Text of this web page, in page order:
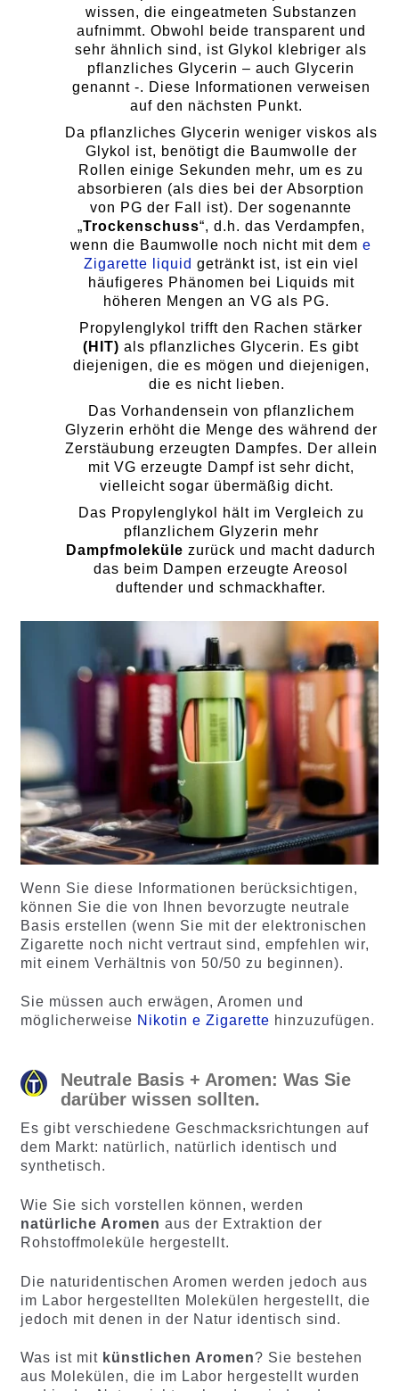
wissen, die eingeatmeten Substanzen
aufnimmt. Obwohl beide transparent und
sehr ähnlich sind, ist Glykol klebriger als
pflanzliches Glycerin – auch Glycerin
genannt -. Diese Informationen verweisen
auf den nächsten Punkt.
Da pflanzliches Glycerin weniger viskos als
Glykol ist, benötigt die Baumwolle der
Rollen einige Sekunden mehr, um es zu
absorbieren (als dies bei der Absorption
von PG der Fall ist). Der sogenannte
„Trockenschuss“, d.h. das Verdampfen,
wenn die Baumwolle noch nicht mit dem e
Zigarette liquid getränkt ist, ist ein viel
häufigeres Phänomen bei Liquids mit
höheren Mengen an VG als PG.
Propylenglykol trifft den Rachen stärker
(HIT) als pflanzliches Glycerin. Es gibt
diejenigen, die es mögen und diejenigen,
die es nicht lieben.
Das Vorhandensein von pflanzlichem
Glyzerin erhöht die Menge des während der
Zerstäubung erzeugten Dampfes. Der allein
mit VG erzeugte Dampf ist sehr dicht,
vielleicht sogar übermäßig dicht.
Das Propylenglykol hält im Vergleich zu
pflanzlichem Glyzerin mehr
Dampfmoleküle zurück und macht dadurch
das beim Dampen erzeugte Areosol
duftender und schmackhafter.
Wenn Sie diese Informationen berücksichtigen,
können Sie die von Ihnen bevorzugte neutrale
Basis erstellen (wenn Sie mit der elektronischen
Zigarette noch nicht vertraut sind, empfehlen wir,
mit einem Verhältnis von 50/50 zu beginnen).
Sie müssen auch erwägen, Aromen und
möglicherweise Nikotin e Zigarette hinzuzufügen.
Neutrale Basis + Aromen: Was Sie
darüber wissen sollten.
Es gibt verschiedene Geschmacksrichtungen auf
dem Markt: natürlich, natürlich identisch und
synthetisch.
Wie Sie sich vorstellen können, werden
natürliche Aromen aus der Extraktion der
Rohstoffmoleküle hergestellt.
Die naturidentischen Aromen werden jedoch aus
im Labor hergestellten Molekülen hergestellt, die
jedoch mit denen in der Natur identisch sind.
Was ist mit künstlichen Aromen? Sie bestehen
aus Molekülen, die im Labor hergestellt wurden